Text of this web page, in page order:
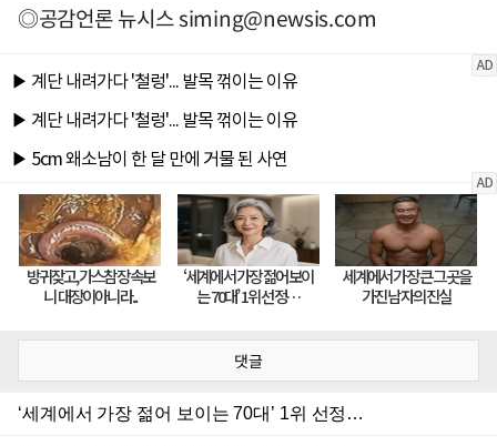
◎공감언론 뉴시스siming@newsis.com
댓글